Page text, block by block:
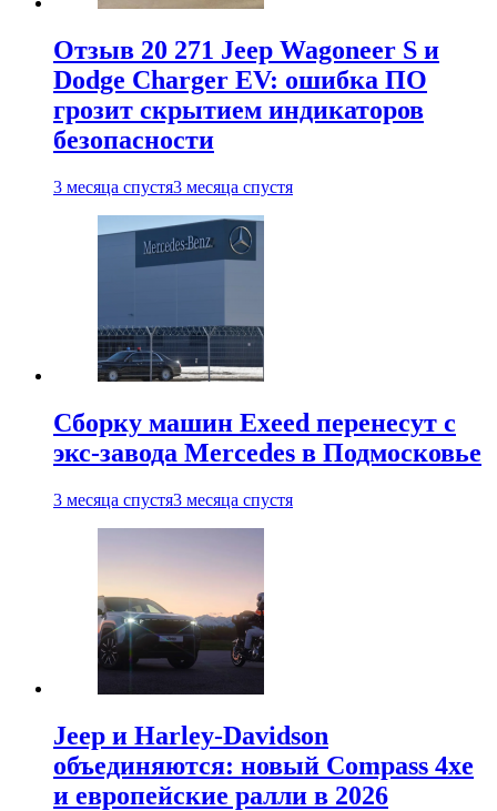
Отзыв 20 271 Jeep Wagoneer S и
Dodge Charger EV: ошибка ПО
грозит скрытием индикаторов
безопасности
3 месяца спустя3 месяца спустя
Сборку машин Exeed перенесут с
экс-завода Mercedes в Подмосковье
3 месяца спустя3 месяца спустя
Jeep и Harley-Davidson
объединяются: новый Compass 4xe
и европейские ралли в 2026